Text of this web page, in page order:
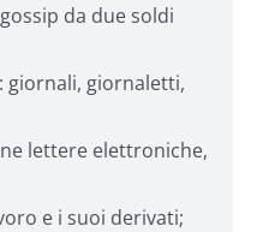
da due soldi
: giornali, giornaletti,
lettere elettroniche,
e i suoi derivati;